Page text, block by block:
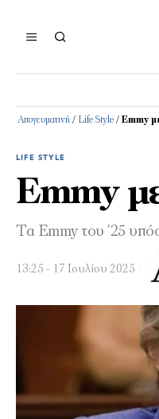
Απογευματινή / Life Style / Emmy
LIFE STYLE
Emmy
Τα Emmy του ’25
13:25 - 17 Ιουλίου 2025